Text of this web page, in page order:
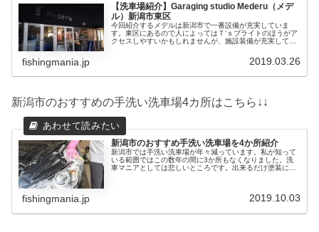
【洗車場紹介】Garaging studio Mederu（メデ
ル）新潟市東区
今回紹介するメデルは新潟市で一番設備が充実していま
す。東区にあるので人によってはＴ‘ｓブライトのほうがア
クセスしやすいかもしれませんが、施設装備が充実してい
fishingmania.jp 2019.03.26
新潟市のおすすめの手洗い洗車場4カ所はこちら↓↓
新潟市のおすすめ手洗い洗車場を4か所紹介
新潟市では手洗い洗車場が年々減っています。私が知って
いる範囲ではこの数年の間に3か所もなくなりました。洗
車マニアとしては悲しいところです。出来るだけ塗装に傷
fishingmania.jp 2019.10.03